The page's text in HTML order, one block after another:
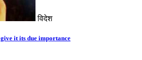
विदेश
it its due importance